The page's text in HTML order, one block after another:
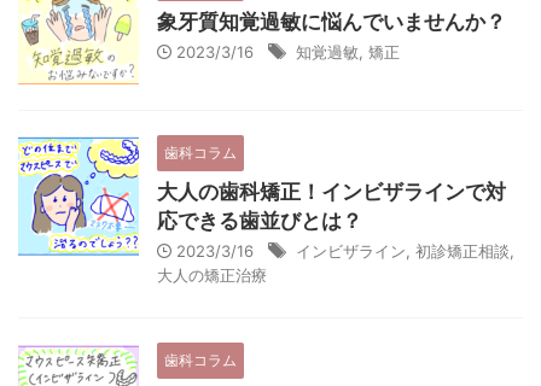
象牙質知覚過敏に悩んでいませんか？
2023/3/16 知覚過敏 矯正
歯科コラム
大人の歯科矯正！インビザラインで対
応できる歯並びとは？
2023/3/16 インビザライン 初診矯正相談
大人の矯正治療
歯科コラム